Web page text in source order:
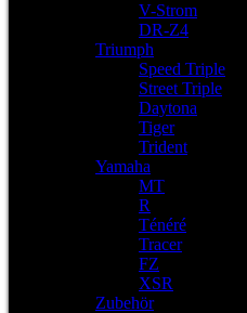
V-Strom
DR-Z4
Triumph
Speed Triple
Street Triple
Daytona
Tiger
Trident
Yamaha
MT
R
Ténéré
Tracer
FZ
XSR
Zubehör